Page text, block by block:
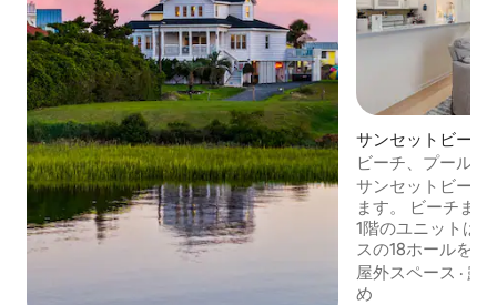
サンセットビーチ
ニアム
ビーチ、プール
ン＆サンヴィラ
サンセットビーチ
ます。 ビーチまでわずか1.9マイル。 この
1階のユニットは
スの18ホールを
ミュニティにあり
ーがすぐ向かいに
屋外スペース · 露
め